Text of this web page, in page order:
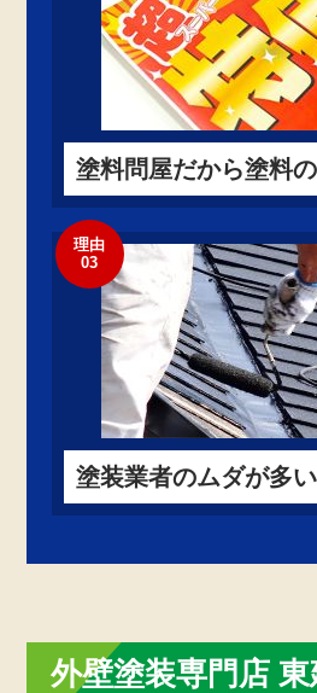
塗料問屋だから塗料
理由
03
塗装業者のムダが多い
外壁塗装専門店